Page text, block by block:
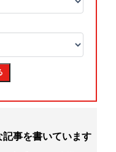
事を書いています